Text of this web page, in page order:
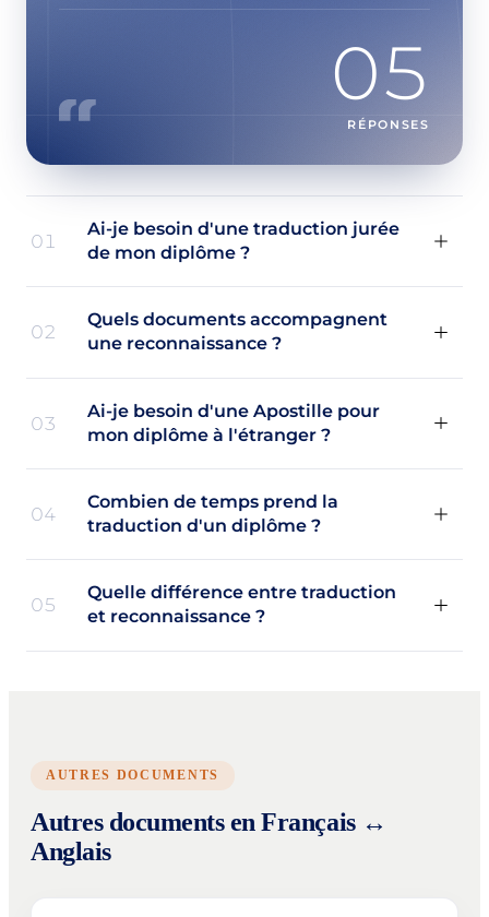
05
RÉPONSES
01
Ai-je besoin d'une traduction jurée
de mon diplôme ?
02
Quels documents accompagnent
une reconnaissance ?
03
Ai-je besoin d'une Apostille pour
mon diplôme à l'étranger ?
04
Combien de temps prend la
traduction d'un diplôme ?
05
Quelle différence entre traduction
et reconnaissance ?
AUTRES DOCUMENTS
Autres documents en Français ↔
Anglais